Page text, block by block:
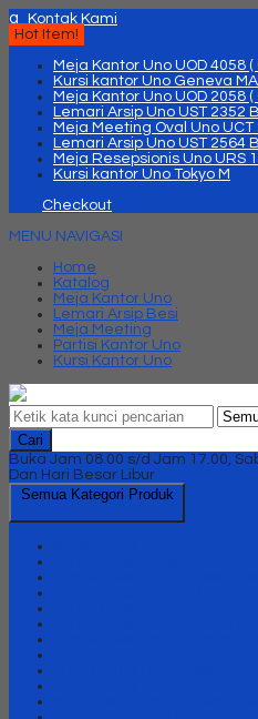
q
Kontak Kami
Hot Item!
Meja Kantor Uno UOD 4058 (
Kursi kantor Uno Geneva
Meja Kantor Uno UOD 2058 (
Lemari Arsip Uno UST 2352
Meja Meeting Oval Uno UCT
Lemari Arsip Uno UST 2564
Meja Resepsionis Uno URS
Kursi kantor Uno Tokyo M
Checkout
MENU NAVIGASI
Home
Katalog
Meja Kantor Uno
Lemari Arsip Besi
Meja Meeting
Partisi Kantor Uno
Kursi Kantor Uno
Cari
Buka Jam 08.00 s/d Jam 17.00,
Dan Hari Besar Libur
Semua Kategori Produk